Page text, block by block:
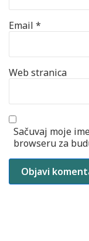
Email *
Web stranica
Sačuvaj moje
browseru za